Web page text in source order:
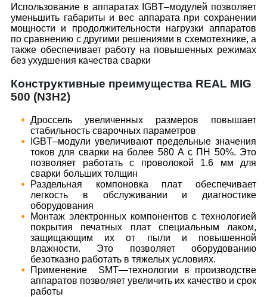
Использование в аппаратах IGBT–модулей позволяет
уменьшить габариты и вес аппарата при сохранении
мощности и продолжительности нагрузки аппаратов
по сравнению с другими решениями в схемотехнике, а
также обеспечивает работу на повышенных режимах
без ухудшения качества сварки
Конструктивные преимущества REAL MIG
500 (N3H2)
Дроссель увеличенных размеров повышает
стабильность сварочных параметров
IGBT–модули увеличивают предельные значения
токов для сварки на более 580 А с ПН 50%. Это
позволяет работать с проволокой 1.6 мм для
сварки больших толщин
Раздельная компоновка плат обеспечивает
легкость в обслуживании и диагностике
оборудования
Монтаж электронных компонентов с технологией
покрытия печатных плат специальным лаком,
защищающим их от пыли и повышенной
влажности. Это позволяет оборудованию
безотказно работать в тяжелых условиях.
Применение SMT—технологии в производстве
аппаратов позволяет увеличить их качество и срок
работы